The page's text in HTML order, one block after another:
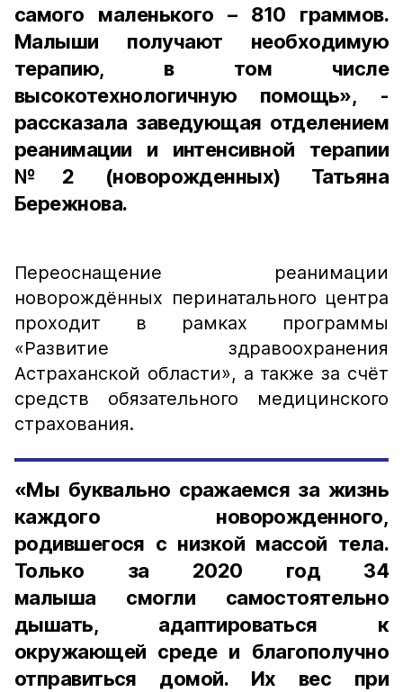
самого маленького – 810 граммов.
Малыши получают необходимую
терапию, в том числе
высокотехнологичную помощь», -
рассказала заведующая отделением
реанимации и интенсивной терапии
№2 (новорожденных) Татьяна
Бережнова.
Переоснащение реанимации
новорождённых перинатального центра
проходит в рамках программы
«Развитие здравоохранения
Астраханской области», а также за счёт
средств обязательного медицинского
страхования.
«Мы буквально сражаемся за жизнь
каждого новорожденного,
родившегося с низкой массой тела.
Только за 2020 год 34
малыша смогли самостоятельно
дышать, адаптироваться к
окружающей среде и благополучно
отправиться домой. Их вес при